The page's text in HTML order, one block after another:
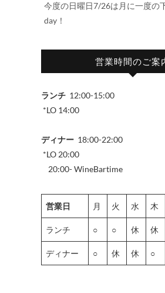
今度の日曜日7/26は月に一度の
day！
営業時間のご案
ランチ 12:00-15:00
*LO 14:00
ディナー 18:00-22:00
*LO 20:00
20:00- WineBartime
営業日 月 火 水 木
ランチ ○ ○ 休 休
ディナー ○ 休 休 ○